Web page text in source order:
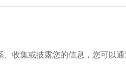
收集或披露您的信息，您可以通